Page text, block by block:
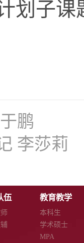
划子
鹏
李莎莉
伍 教育教学
本科生
学术硕士
MPA